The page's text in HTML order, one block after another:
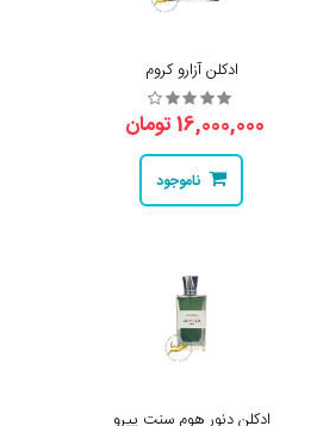
ادکلن آزارو کروم
16,000,000 تومان
ناموجود
ادکلن دنور هوم سنت پیرو